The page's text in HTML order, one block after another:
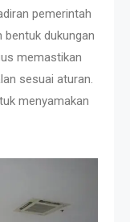
pemerintah
dukungan
memastikan
sesuai aturan.
menyamakan